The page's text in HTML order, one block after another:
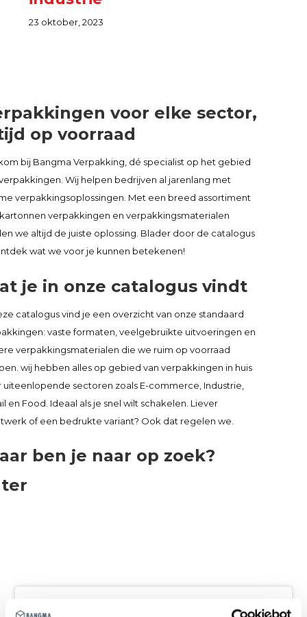
23 oktober, 2023
voor elke sector,
op voorraad
bij Bangma Verpakking, dé specialist op het gebied
Wij helpen bedrijven al jarenlang met
verpakkingsoplossingen. Met een breed assortiment
verpakkingen en verpakkingsmaterialen
we altijd de juiste oplossing. Blader door de catalogus
wat we voor je kunnen betekenen!
je in onze catalogus vindt
catalogus vind je een overzicht van onze standaard
vaste formaten, veelgebruikte uitvoeringen en
verpakkingsmaterialen die we ruim op voorraad
wij hebben alles op gebied van verpakkingen in huis
uiteenlopende sectoren zoals E-commerce, Industrie,
en Food. Ideaal als je snel wilt schakelen. Liever
of een bedrukte variant? Ook dat regelen we.
ben je naar op zoek?